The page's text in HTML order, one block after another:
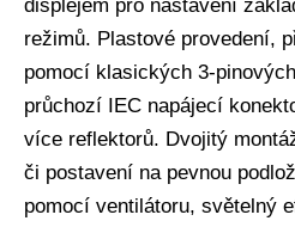
displejem pro nastavení
režimů. Plastové provedení,
pomocí klasických 3-
průchozí IEC napájecí
více reflektorů. Dvojitý
či postavení na pevnou
pomocí ventilátoru, světelný